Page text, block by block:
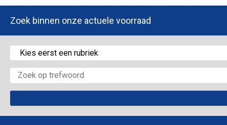
Zoek binnen onze actuele voorraad